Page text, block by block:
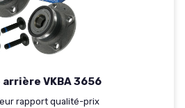
VKBA 3656
rapport qualité-prix